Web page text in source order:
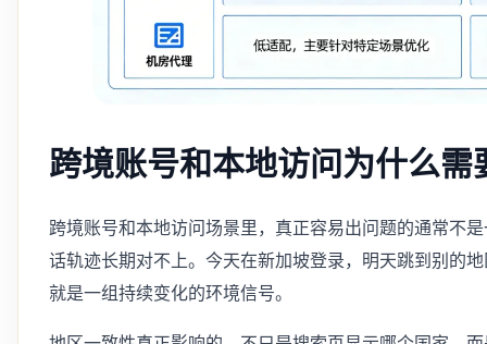
跨境账号和本地访问为什么需
跨境账号和本地访问场景里，真正容易出问题的通常不
话轨迹长期对不上。今天在新加坡登录，明天跳到别的
就是一组持续变化的环境信号。